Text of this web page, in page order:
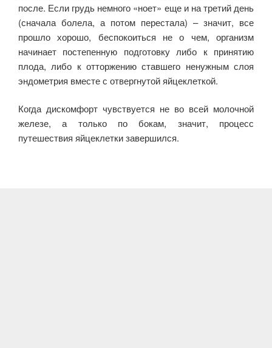
после. Если грудь немного «ноет» еще и на третий день
(сначала болела, а потом перестала) – значит, все
прошло хорошо, беспокоиться не о чем, организм
начинает постепенную подготовку либо к принятию
плода, либо к отторжению ставшего ненужным слоя
эндометрия вместе с отвергнутой яйцеклеткой.
Когда дискомфорт чувствуется не во всей молочной
железе, а только по бокам, значит, процесс
путешествия яйцеклетки завершился.